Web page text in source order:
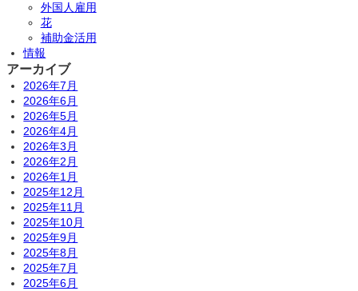
外国人雇用
花
補助金活用
情報
アーカイブ
2026年7月
2026年6月
2026年5月
2026年4月
2026年3月
2026年2月
2026年1月
2025年12月
2025年11月
2025年10月
2025年9月
2025年8月
2025年7月
2025年6月